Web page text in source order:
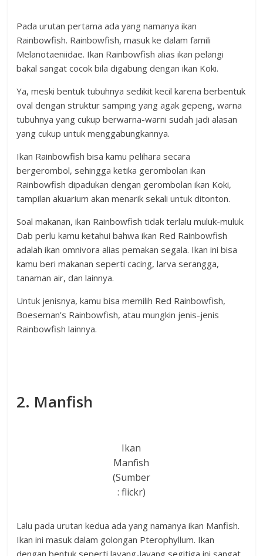
Pada urutan pertama ada yang namanya ikan
Rainbowfish. Rainbowfish, masuk ke dalam famili
Melanotaeniidae. Ikan Rainbowfish alias ikan pelangi
bakal sangat cocok bila digabung dengan ikan Koki.
Ya, meski bentuk tubuhnya sedikit kecil karena berbentuk
oval dengan struktur samping yang agak gepeng, warna
tubuhnya yang cukup berwarna-warni sudah jadi alasan
yang cukup untuk menggabungkannya.
Ikan Rainbowfish bisa kamu pelihara secara
bergerombol, sehingga ketika gerombolan ikan
Rainbowfish dipadukan dengan gerombolan ikan Koki,
tampilan akuarium akan menarik sekali untuk ditonton.
Soal makanan, ikan Rainbowfish tidak terlalu muluk-muluk.
Dab perlu kamu ketahui bahwa ikan Red Rainbowfish
adalah ikan omnivora alias pemakan segala. Ikan ini bisa
kamu beri makanan seperti cacing, larva serangga,
tanaman air, dan lainnya.
Untuk jenisnya, kamu bisa memilih Red Rainbowfish,
Boeseman’s Rainbowfish, atau mungkin jenis-jenis
Rainbowfish lainnya.
2. Manfish
Ikan
Manfish
(Sumber
: flickr)
Lalu pada urutan kedua ada yang namanya ikan Manfish.
Ikan ini masuk dalam golongan Pterophyllum. Ikan